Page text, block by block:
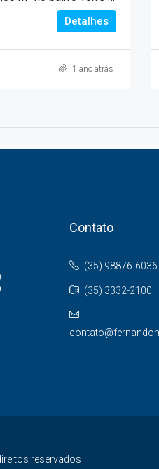
Detalhes
1 ano atrás
Contato
(35) 98876-6036
(35) 3332-2100
reservados